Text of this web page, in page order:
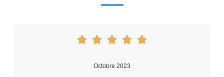
Octobre 2023